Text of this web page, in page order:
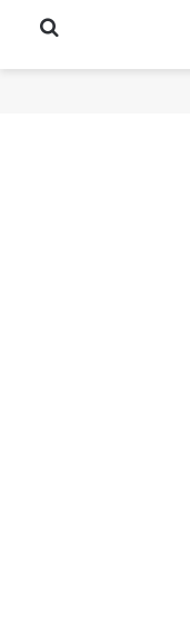
بحث عن